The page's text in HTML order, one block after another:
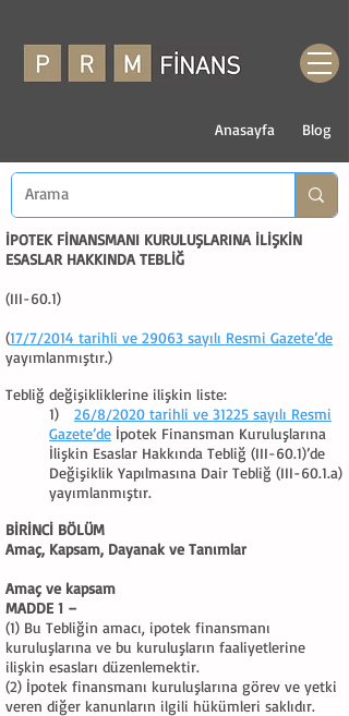
Anasayfa Blog
İPOTEK FİNANSMANI KURULUŞLARINA İLİŞKİN
ESASLAR HAKKINDA TEBLİĞ
(III-60.1)
(17/7/2014 tarihli ve 29063 sayılı Resmi Gazete’de
yayımlanmıştır.)
Tebliğ değişikliklerine ilişkin liste:
1) 26/8/2020 tarihli ve 31225 sayılı Resmi
Gazete’de İpotek Finansman Kuruluşlarına
İlişkin Esaslar Hakkında Tebliğ (III-60.1)’de
Değişiklik Yapılmasına Dair Tebliğ (III-60.1.a)
yayımlanmıştır.
BİRİNCİ BÖLÜM
Amaç, Kapsam, Dayanak ve Tanımlar
Amaç ve kapsam
MADDE 1 –
(1) Bu Tebliğin amacı, ipotek finansmanı
kuruluşlarına ve bu kuruluşların faaliyetlerine
ilişkin esasları düzenlemektir.
(2) İpotek finansmanı kuruluşlarına görev ve yetki
veren diğer kanunların ilgili hükümleri saklıdır.